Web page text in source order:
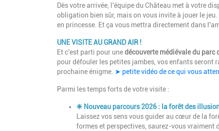
Dès votre arrivée, l'équipe du Château met à votre
obligation bien sûr, mais on vous invite à jouer le
en princesse. Et ça vous mettra directement dans
UNE VISITE AU GRAND AIR !
Et c'est parti pour unedécouverte médiévale du parc
pour défouler les petites jambes, vos enfants seront
prochaine énigme. ➤ petite vidéo de ce qui vous
Parmi les temps forts de votre visite :
❈ Nouveau parcours 2026 : la forêt des
Laissez vos sens vous guider au cœur de la
formes et perspectives, saurez-vous vraiment